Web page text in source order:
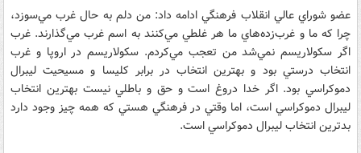
عضو شوراي عالي انقلاب فرهنگي ادامه داد: من دلم به حال غرب مي‌سوزد،
چرا که ما و غرب‌زده‌هاي ما هر غلطي مي‌کنند به اسم غرب مي‌گذارند. غرب
اگر سکولاريسم نمي‌شد من تعجب مي‌کردم. سکولاريسم در اروپا و غرب
انتخاب درستي بود و بهترين انتخاب در برابر کليسا و مسيحيت ليبرال
دموکراسي بود. اگر خدا دروغ است و حق و باطلي نيست بهترين انتخاب
ليبرال دموکراسي است، اما وقتي در فرهنگي هستي که همه چيز وجود دارد
بدترين انتخاب ليبرال دموکراسي است.